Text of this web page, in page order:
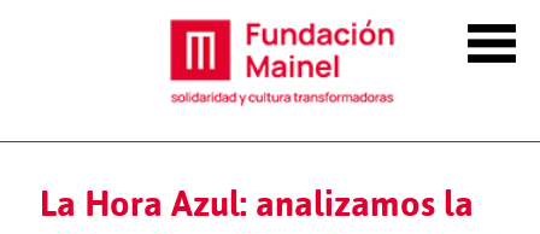
La Hora Azul: analizamos la